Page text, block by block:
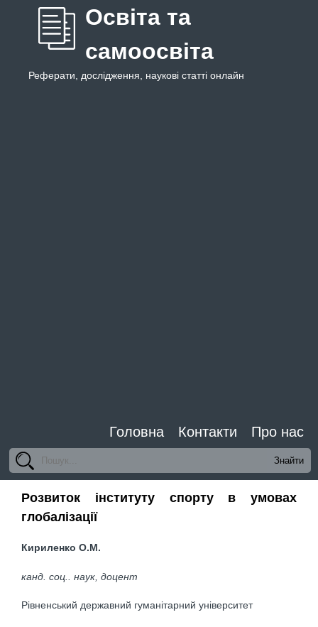
Освіта та
самоосвіта
Реферати, дослідження, наукові статті онлайн
Головна Контакти Про нас
Розвиток інституту спорту в умовах
глобалізації
Кириленко О.М.
канд. соц.. наук, доцент
Рівненський державний гуманітарний університет